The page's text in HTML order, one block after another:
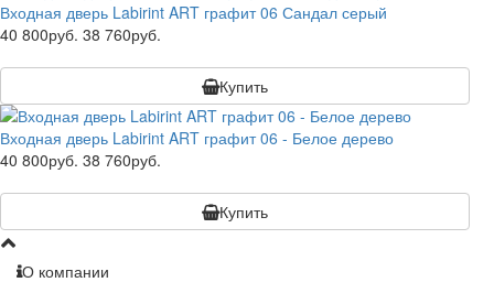
Входная дверь Labirint ART графит 06 Сандал серый
40 800руб. 38 760руб.
Купить
Входная дверь Labirint ART графит 06 - Белое дерево
40 800руб. 38 760руб.
Купить
О компании